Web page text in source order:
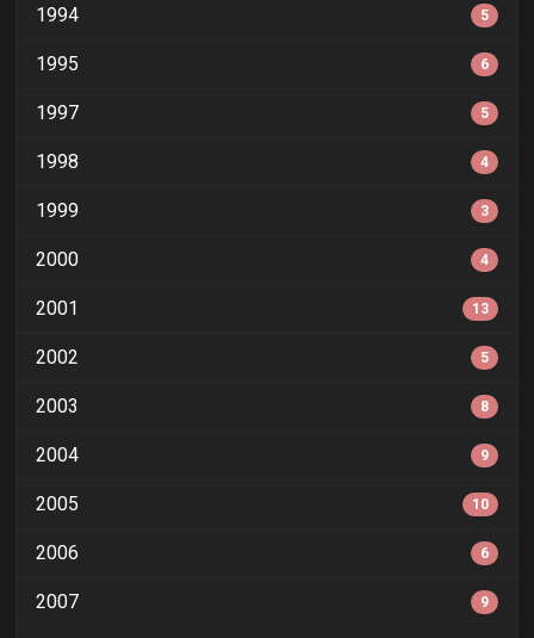
1994 5
1995 6
1997 5
1998 4
1999 3
2000 4
2001 13
2002 5
2003 8
2004 9
2005 10
2006 6
2007 9